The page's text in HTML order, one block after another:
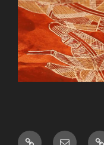
Startseite
E-